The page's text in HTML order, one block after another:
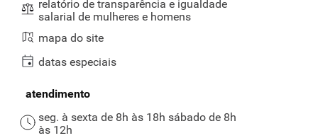
relatório de transparência e igualdade
salarial de mulheres e homens
mapa do site
datas especiais
atendimento
seg. à sexta de 8h às 18h sábado de 8h
às 12h